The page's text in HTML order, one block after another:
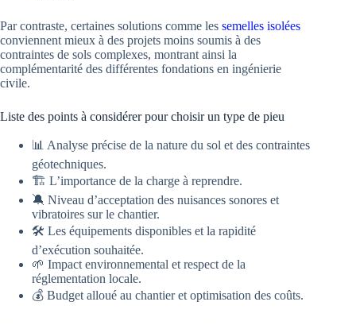
Par contraste, certaines solutions comme les semelles isolées
conviennent mieux à des projets moins soumis à des
contraintes de sols complexes, montrant ainsi la
complémentarité des différentes fondations en ingénierie
civile.
Liste des points à considérer pour choisir un type de pieu
📊 Analyse précise de la nature du sol et des contraintes
géotechniques.
🏗️ L’importance de la charge à reprendre.
🔕 Niveau d’acceptation des nuisances sonores et
vibratoires sur le chantier.
🛠️ Les équipements disponibles et la rapidité
d’exécution souhaitée.
🌱 Impact environnemental et respect de la
réglementation locale.
💰 Budget alloué au chantier et optimisation des coûts.